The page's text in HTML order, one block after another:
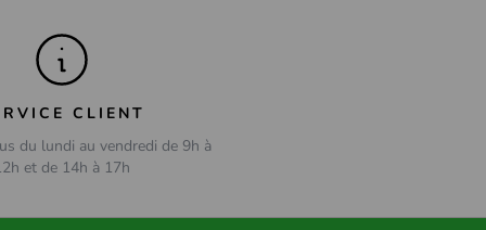
CLIENT
du lundi au vendredi de 9h à
et de 14h à 17h